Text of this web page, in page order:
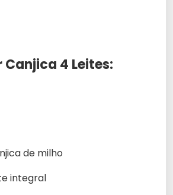
Canjica 4 Leites:
de milho
integral